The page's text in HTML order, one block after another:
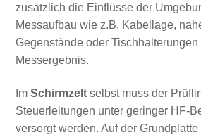
zusätzlich die Einflüsse der
Messaufbau wie z.B. Kabellage,
Gegenstände oder Tischhalterungen
Messergebnis.
Im Schirmzeltselbst muss der
Steuerleitungen unter geringer HF-
versorgt werden. Auf der